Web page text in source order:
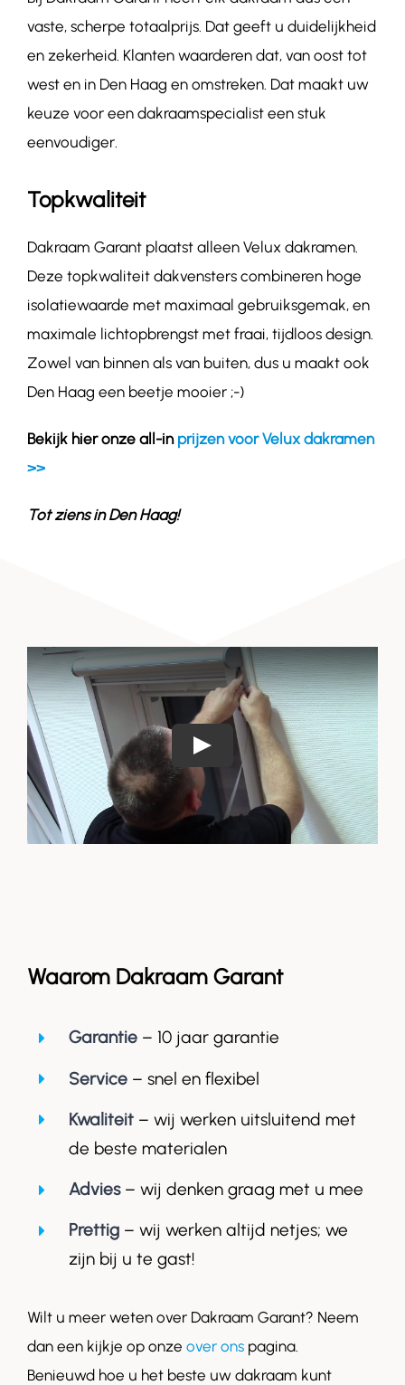
vaste, scherpe totaalprijs. Dat geeft u duidelijkheid
en zekerheid. Klanten waarderen dat, van oost tot
west en in Den Haag en omstreken. Dat maakt uw
keuze voor een dakraamspecialist een stuk
eenvoudiger.
Topkwaliteit
Dakraam Garant plaatst alleen Velux dakramen.
Deze topkwaliteit dakvensters combineren hoge
isolatiewaarde met maximaal gebruiksgemak, en
maximale lichtopbrengst met fraai, tijdloos design.
Zowel van binnen als van buiten, dus u maakt ook
Den Haag een beetje mooier ;-)
Bekijk hier onze all-in prijzen voor Velux dakramen
>>
Tot ziens inDen Haag!
Waarom Dakraam Garant
Garantie– 10 jaar garantie
Service – snel en flexibel
Kwaliteit– wij werken uitsluitend met
de beste materialen
Advies– wij denken graag met u mee
Prettig– wij werken altijd netjes; we
zijn bij u te gast!
Wilt u meer weten over Dakraam Garant? Neem
dan een kijkje op onze over ons pagina.
Benieuwd hoe u het beste uw dakraam kunt